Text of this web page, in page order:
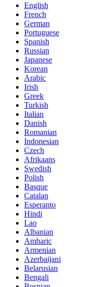
English
French
German
Portuguese
Spanish
Russian
Japanese
Korean
Arabic
Irish
Greek
Turkish
Italian
Danish
Romanian
Indonesian
Czech
Afrikaans
Swedish
Polish
Basque
Catalan
Esperanto
Hindi
Lao
Albanian
Amharic
Armenian
Azerbaijani
Belarusian
Bengali